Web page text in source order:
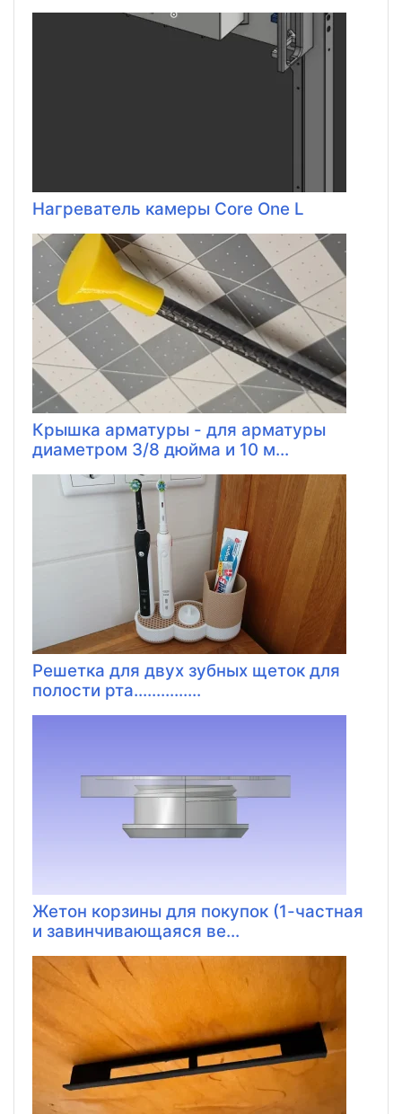
Нагреватель камеры Core One L
Крышка арматуры - для арматуры
диаметром 3/8 дюйма и 10 м...
Решетка для двух зубных щеток для
полости рта...............
Жетон корзины для покупок (1-частная
и завинчивающаяся ве...